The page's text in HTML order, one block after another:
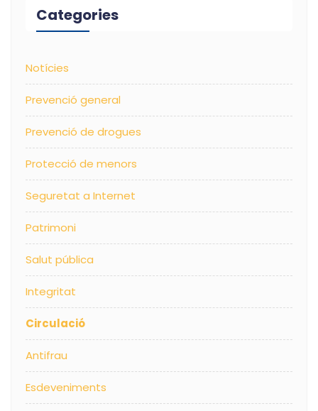
Categories
Notícies
Prevenció general
Prevenció de drogues
Protecció de menors
Seguretat a Internet
Patrimoni
Salut pública
Integritat
Circulació
Antifrau
Esdeveniments